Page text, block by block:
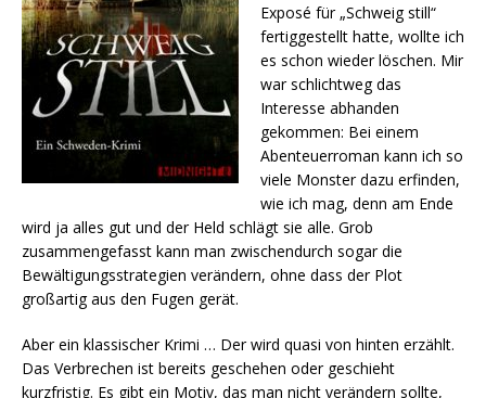
Exposé für „Schweig still“
fertiggestellt hatte, wollte ich
es schon wieder löschen. Mir
war schlichtweg das
Interesse abhanden
gekommen: Bei einem
Abenteuerroman kann ich so
viele Monster dazu erfinden,
wie ich mag, denn am Ende
wird ja alles gut und der Held schlägt sie alle. Grob
zusammengefasst kann man zwischendurch sogar die
Bewältigungsstrategien verändern, ohne dass der Plot
großartig aus den Fugen gerät.
Aber ein klassischer Krimi … Der wird quasi von hinten erzählt.
Das Verbrechen ist bereits geschehen oder geschieht
kurzfristig. Es gibt ein Motiv, das man nicht verändern sollte,